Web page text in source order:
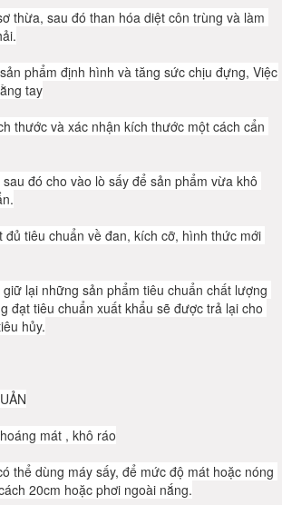
thừa, sau đó than hóa diệt côn trùng và làm
phẩm định hình và tăng sức chịu đựng, Việc
tay
thước và xác nhận kích thước một cách cẩn
đó cho vào lò sấy để sản phẩm vừa khô
đủ tiêu chuẩn về đan, kích cỡ, hình thức mới
lại những sản phẩm tiêu chuẩn chất lượng
đạt tiêu chuẩn xuất khẩu sẽ được trả lại cho
hủy.
mát , khô ráo
thể dùng máy sấy, để mức độ mát hoặc nóng
20cm hoặc phơi ngoài nắng.